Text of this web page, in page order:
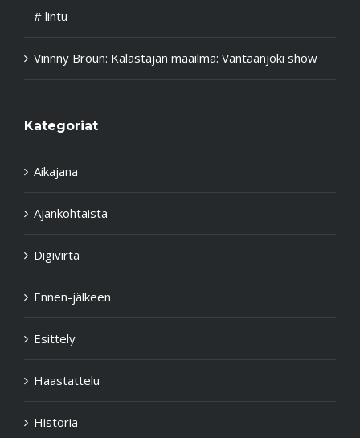
# lintu
Vinnny Broun: Kalastajan maailma: Vantaanjoki show
Kategoriat
Aikajana
Ajankohtaista
Digivirta
Ennen-jälkeen
Esittely
Haastattelu
Historia